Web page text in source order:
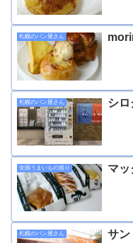
札幌のパン屋さん
札幌のパン屋さん シ
全国うまいもの巡り マッ
札幌のパン屋さん サン